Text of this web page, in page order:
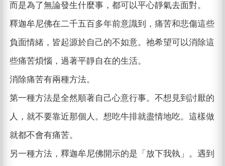
而是為了無論發生什麼事，都可以平心靜氣去面對。
釋迦牟尼佛在二千五百多年前意識到，痛苦和悲傷這些
負面情緒，皆起源於自己的不如意。祂希望可以消除這
些痛苦煩惱，過著平靜自在的生活。
消除痛苦有兩種方法。
第一種方法是全然順著自己心意行事。不想見到討厭的
人，就不要靠近那個人。想吃牛排就盡情地吃。這樣做
就都不會有痛苦。
另一種方法，釋迦牟尼佛開示的是「放下我執」。遇到